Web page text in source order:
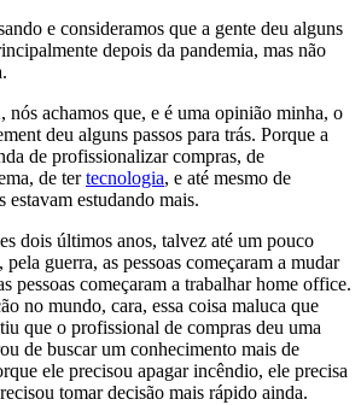
e consideramos que a gente deu alguns
depois da pandemia, mas não
nós achamos que, e é uma opinião minha, o
deu alguns passos para trás. Porque a
de profissionalizar compras, de
de tertecnologia, e até mesmo de
estavam estudando mais.
dois últimos anos, talvez até um pouco
guerra, as pessoas começaram a mudar
pessoas começaram a trabalhar home office.
no mundo, cara, essa coisa maluca que
que o profissional de compras deu uma
de buscar um conhecimento mais de
ele precisou apagar incêndio, ele precisa
tomar decisão mais rápido ainda.